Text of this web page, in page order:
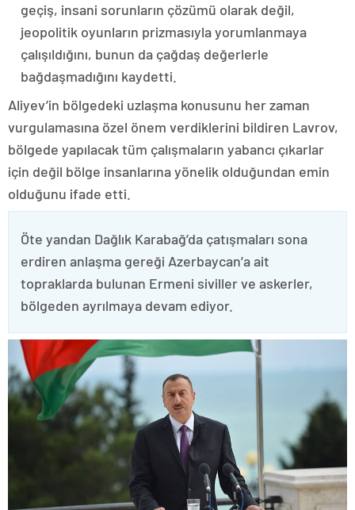
geçiş, insani sorunların çözümü olarak değil,
jeopolitik oyunların prizmasıyla yorumlanmaya
çalışıldığını, bunun da çağdaş değerlerle
bağdaşmadığını kaydetti.
Aliyev’in bölgedeki uzlaşma konusunu her zaman
vurgulamasına özel önem verdiklerini bildiren Lavrov,
bölgede yapılacak tüm çalışmaların yabancı çıkarlar
için değil bölge insanlarına yönelik olduğundan emin
olduğunu ifade etti.
Öte yandan Dağlık Karabağ’da çatışmaları sona
erdiren anlaşma gereği Azerbaycan’a ait
topraklarda bulunan Ermeni siviller ve askerler,
bölgeden ayrılmaya devam ediyor.